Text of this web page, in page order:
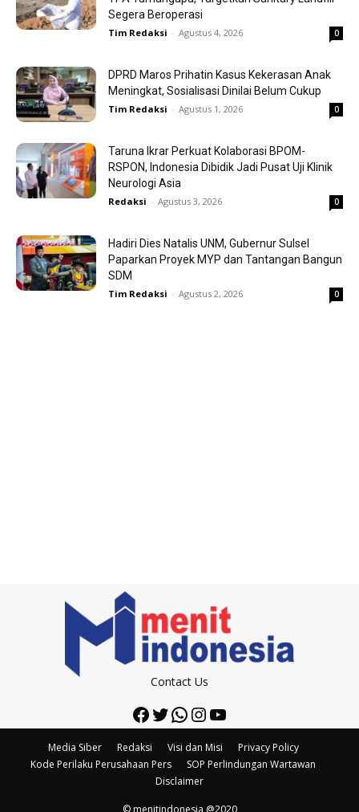
Segera Beroperasi
Tim Redaksi - Agustus 4, 2026 0
DPRD Maros Prihatin Kasus Kekerasan Anak
Meningkat, Sosialisasi Dinilai Belum Cukup
Tim Redaksi - Agustus 1, 2026 0
Taruna Ikrar Perkuat Kolaborasi BPOM-
RSPON, Indonesia Dibidik Jadi Pusat Uji Klinik
Neurologi Asia
Redaksi - Agustus 3, 2026 0
Hadiri Dies Natalis UNM, Gubernur Sulsel
Paparkan Proyek MYP dan Tantangan Bangun
SDM
Tim Redaksi - Agustus 2, 2026 0
Contact Us
Facebook
Twitter
WhatsApp
Instagram
YouTube
Media Siber Redaksi Visi dan Misi
Privacy Policy
Kode Perilaku Perusahaan Pers
SOP Perlindungan Wartawan
Disclaimer
© menitindonesia @2020